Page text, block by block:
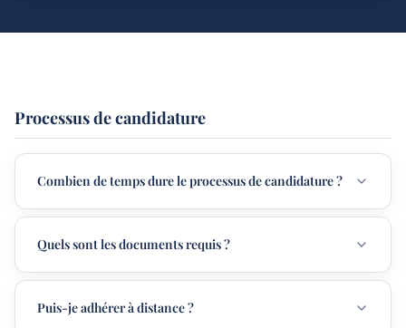
Processus de candidature
Combien de temps dure le processus de candidature ?
Quels sont les documents requis ?
Puis-je adhérer à distance ?